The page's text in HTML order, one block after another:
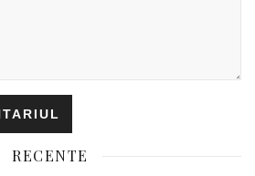
RECENTE